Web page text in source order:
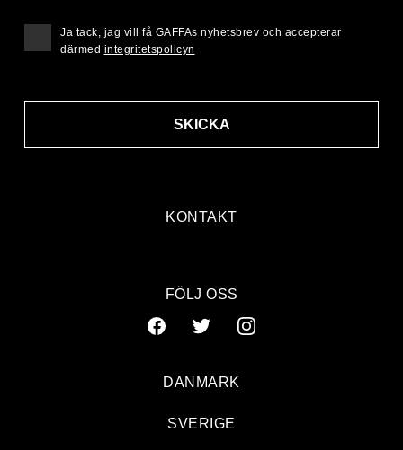
KONTAKT
SKICKA
Ja tack, jag vill få GAFFAs nyhetsbrev och accepterar
därmed integritetspolicyn
FÖLJ OSS
DANMARK
SVERIGE